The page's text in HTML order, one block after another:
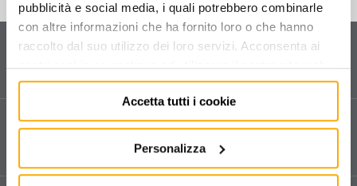
pubblicità e social media, i quali potrebbero combinarle
con altre informazioni che ha fornito loro o che hanno
raccolto dal suo utilizzo dei loro servizi. Acconsenta ai
nostri cookie se continua ad utilizzare il nostro sito web.
Accetta tutti i cookie
Personalizza
FILTRA PER
MARCHI
Servizio clienti
e sui nostri prodotti.
Assistenza tecnica
Vendita e assistenza tecnica dedicata in tutta Italia.
Compila il formper richiedere assistenza.